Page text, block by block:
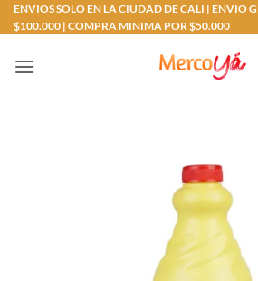
Saltar
al
ENVIOS SOLO EN LA CIUDAD DE CALI | ENVIO
$100.000 | COMPRA MINIMA POR $50.000